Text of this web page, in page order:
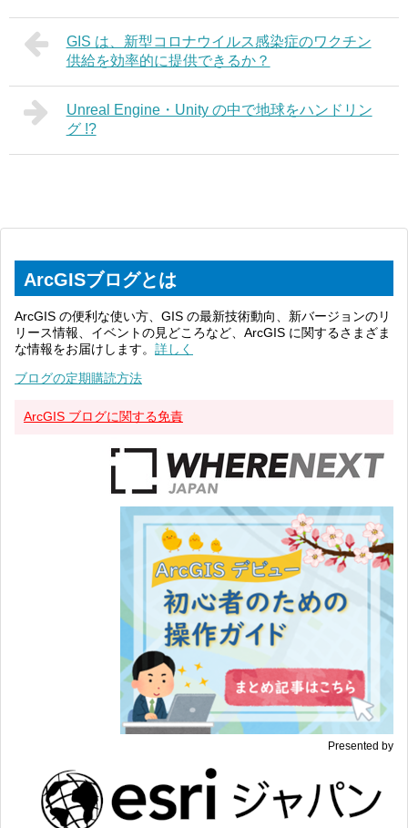
GIS は、新型コロナウイルス感染症のワクチン
供給を効率的に提供できるか？
Unreal Engine・Unity の中で地球をハンドリン
グ !?
ArcGISブログとは
ArcGIS の便利な使い方、GIS の最新技術動向、新バージョンのリ
リース情報、イベントの見どころなど、ArcGIS に関するさまざま
な情報をお届けします。 詳しく
ブログの定期購読方法
ArcGIS ブログに関する免責
Presented by